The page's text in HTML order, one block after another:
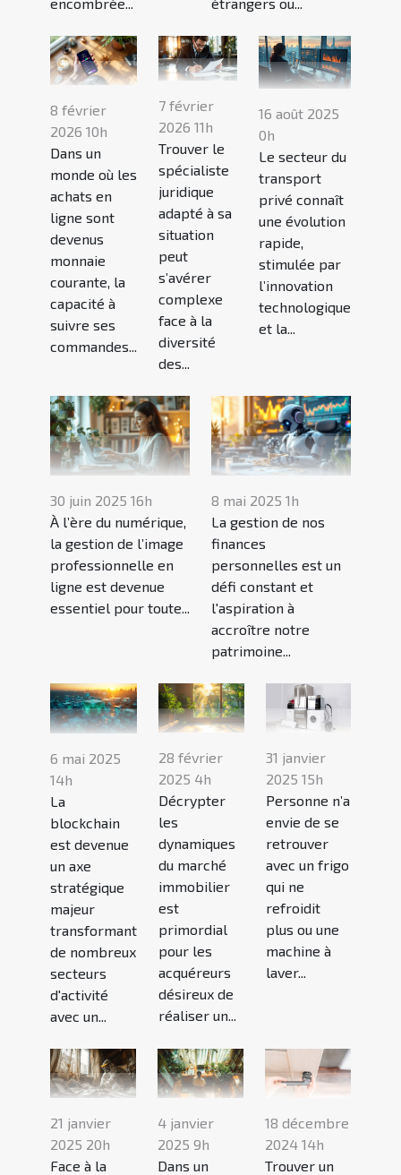
8 février
2026 10h
Dans un
monde où les
achats en
ligne sont
devenus
monnaie
courante, la
capacité à
suivre ses
commandes...
7 février
2026 11h
Trouver le
spécialiste
juridique
adapté à sa
situation
peut
s’avérer
complexe
face à la
diversité
des...
16 août 2025
0h
Le secteur du
transport
privé connaît
une évolution
rapide,
stimulée par
l’innovation
technologique
et la...
30 juin 2025 16h
À l’ère du numérique,
la gestion de l’image
professionnelle en
ligne est devenue
essentiel pour toute...
8 mai 2025 1h
La gestion de nos
finances
personnelles est un
défi constant et
l'aspiration à
accroître notre
patrimoine...
6 mai 2025
14h
La
blockchain
est devenue
un axe
stratégique
majeur
transformant
de nombreux
secteurs
d'activité
avec un...
28 février
2025 4h
Décrypter
les
dynamiques
du marché
immobilier
est
primordial
pour les
acquéreurs
désireux de
réaliser un...
31 janvier
2025 15h
Personne n’a
envie de se
retrouver
avec un frigo
qui ne
refroidit
plus ou une
machine à
laver...
21 janvier
2025 20h
Face à la
4 janvier
2025 9h
Dans un
18 décembre
2024 14h
Trouver un